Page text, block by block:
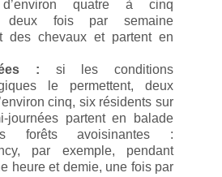
quatre à cinq
deux fois par semaine
des chevaux et partent en
: si les conditions
le permettent, deux
cinq, six résidents sur
journées partent en balade
forêts avoisinantes :
par exemple, pendant
heure et demie, une fois par